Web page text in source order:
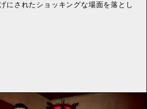
にされたショッキングな場面を落とし